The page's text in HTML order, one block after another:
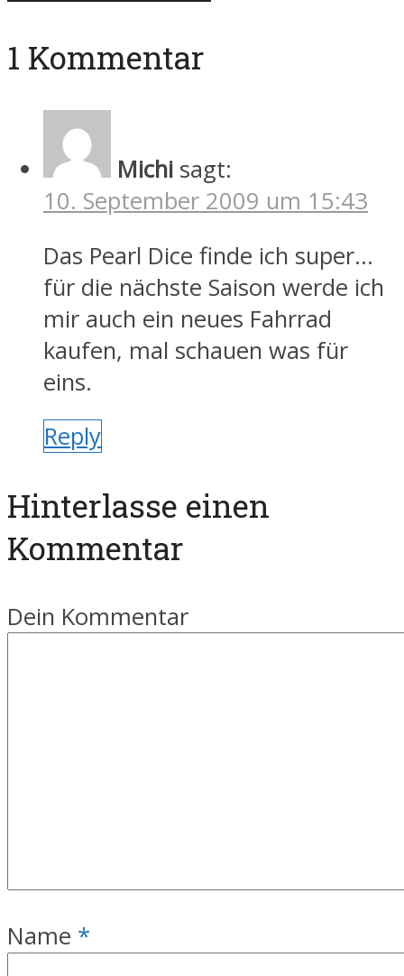
1 Kommentar
Michi sagt:
10. September 2009 um 15:43
Das Pearl Dice finde ich super…
für die nächste Saison werde ich
mir auch ein neues Fahrrad
kaufen, mal schauen was für
eins.
Reply
Hinterlasse einen
Kommentar
Dein Kommentar
Name *